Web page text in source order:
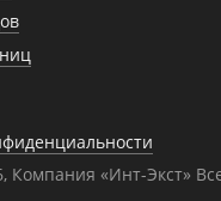
Компания «Инт-Экст»